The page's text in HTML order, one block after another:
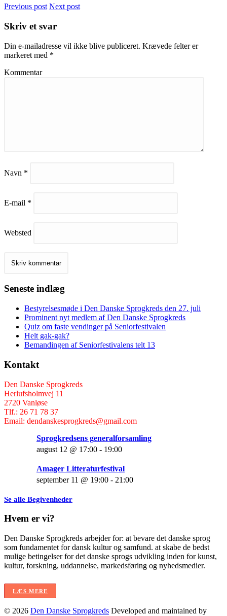
Previous post Next post
Skriv et svar
Din e-mailadresse vil ikke blive publiceret. Krævede felter er
markeret med *
Kommentar
Navn *
E-mail *
Websted
Seneste indlæg
Bestyrelsesmøde i Den Danske Sprogkreds den 27. juli
Prominent nyt medlem af Den Danske Sprogkreds
Quiz om faste vendinger på Seniorfestivalen
Helt gak-gak?
Bemandingen af Seniorfestivalens telt 13
Kontakt
Den Danske Sprogkreds
Herlufsholmvej 11
2720 Vanløse
Tlf.: 26 71 78 37
Email: dendanskesprogkreds@gmail.com
Sprogkredsens generalforsamling
august 12 @ 17:00 - 19:00
Amager Litteraturfestival
september 11 @ 19:00 - 21:00
Se alle Begivenheder
Hvem er vi?
Den Danske Sprogkreds arbejder for: at bevare det danske sprog
som fundamentet for dansk kultur og samfund. at skabe de bedst
mulige betingelser for det danske sprogs udvikling inden for kunst,
kultur, forskning, uddannelse, markedsføring og nyhedsmedier.
LÆS MERE
© 2026 Den Danske Sprogkreds Developed and maintained by